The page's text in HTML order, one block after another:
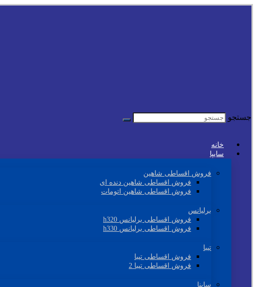
جستجو
خانه
سایپا
فروش اقساطی شاهین
فروش اقساطی شاهین دنده ای
فروش اقساطی شاهین اتومات
برلیانس
فروش اقساطی برلیانس h320
فروش اقساطی برلیانس h330
تیبا
فروش اقساطی تیبا
فروش اقساطی تیبا 2
ساینا